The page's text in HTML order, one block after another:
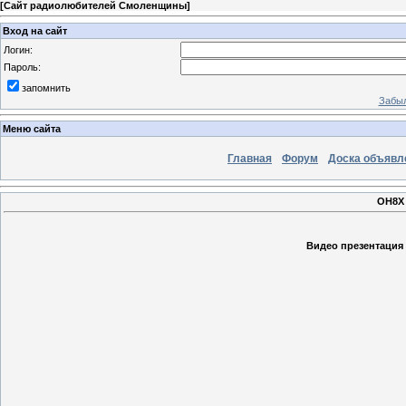
[Сайт радиолюбителей Смоленщины]
Вход на сайт
Логин:
Пароль:
запомнить
Меню сайта
Главная Форум Доска
Видео